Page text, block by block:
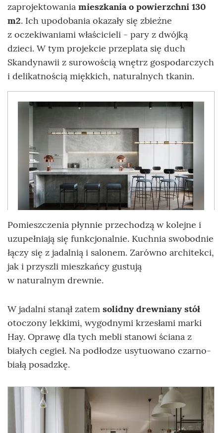
zaprojektowania mieszkania o powierzchni 130
m2. Ich upodobania okazały się zbieżne
z oczekiwaniami właścicieli - pary z dwójką
dzieci. W tym projekcie przeplata się duch
Skandynawii z surowością wnętrz gospodarczych
i delikatnością miękkich, naturalnych tkanin.
Pomieszczenia płynnie przechodzą w kolejne i
uzupełniają się funkcjonalnie. Kuchnia swobodnie
łączy się z jadalnią i salonem. Zarówno architekci,
jak i przyszli mieszkańcy gustują
w naturalnym drewnie.
W jadalni stanął zatem solidny drewniany stół
otoczony lekkimi, wygodnymi krzesłami marki
Hay. Oprawę dla tych mebli stanowi ściana z
białych cegieł. Na podłodze usytuowano czarno-
białą posadzkę.